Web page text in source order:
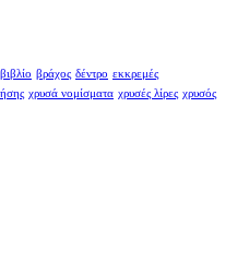
βιβλίο βράχος δέντρο εκκρεμές
χρυσά νομίσματα χρυσές λίρες χρυσός